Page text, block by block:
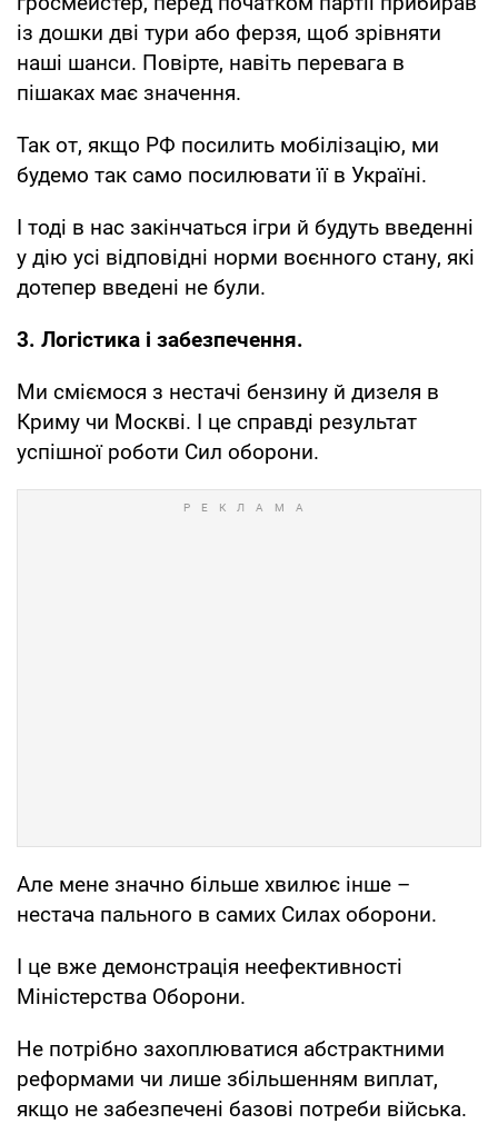
із дошки дві тури або ферзя, щоб зрівняти
наші шанси. Повірте, навіть перевага в
пішаках має значення.
Так от, якщо РФ посилить мобілізацію, ми
будемо так само посилювати її в Україні.
І тоді в нас закінчаться ігри й будуть введенні
у дію усі відповідні норми воєнного стану, які
дотепер введені не були.
3. Логістика і забезпечення.
Ми сміємося з нестачі бензину й дизеля в
Криму чи Москві. І це справді результат
успішної роботи Сил оборони.
Але мене значно більше хвилює інше –
нестача пального в самих Силах оборони.
І це вже демонстрація неефективності
Міністерства Оборони.
Не потрібно захоплюватися абстрактними
реформами чи лише збільшенням виплат,
якщо не забезпечені базові потреби війська.